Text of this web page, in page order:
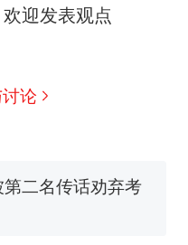
迎发表观点
论
：喻良教授已卸
国小炒肉大王”称
天等它长大：挖了
获鲨鱼徒手将其拽
起来了 博主在田